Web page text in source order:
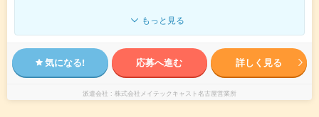
もっと見る
気になる! 応募へ進む 詳しく見る
派遣会社 株式会社メイテックキャスト名古屋営業所